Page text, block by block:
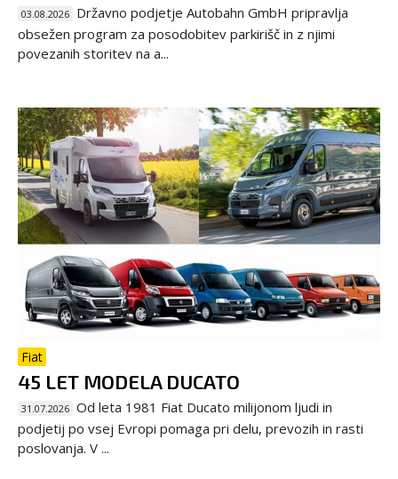
03.08.2026 Državno podjetje Autobahn GmbH pripravlja
obsežen program za posodobitev parkirišč in z njimi
povezanih storitev na a...
Fiat
45 LET MODELA DUCATO
31.07.2026 Od leta 1981 Fiat Ducato milijonom ljudi in
podjetij po vsej Evropi pomaga pri delu, prevozih in rasti
poslovanja. V ...